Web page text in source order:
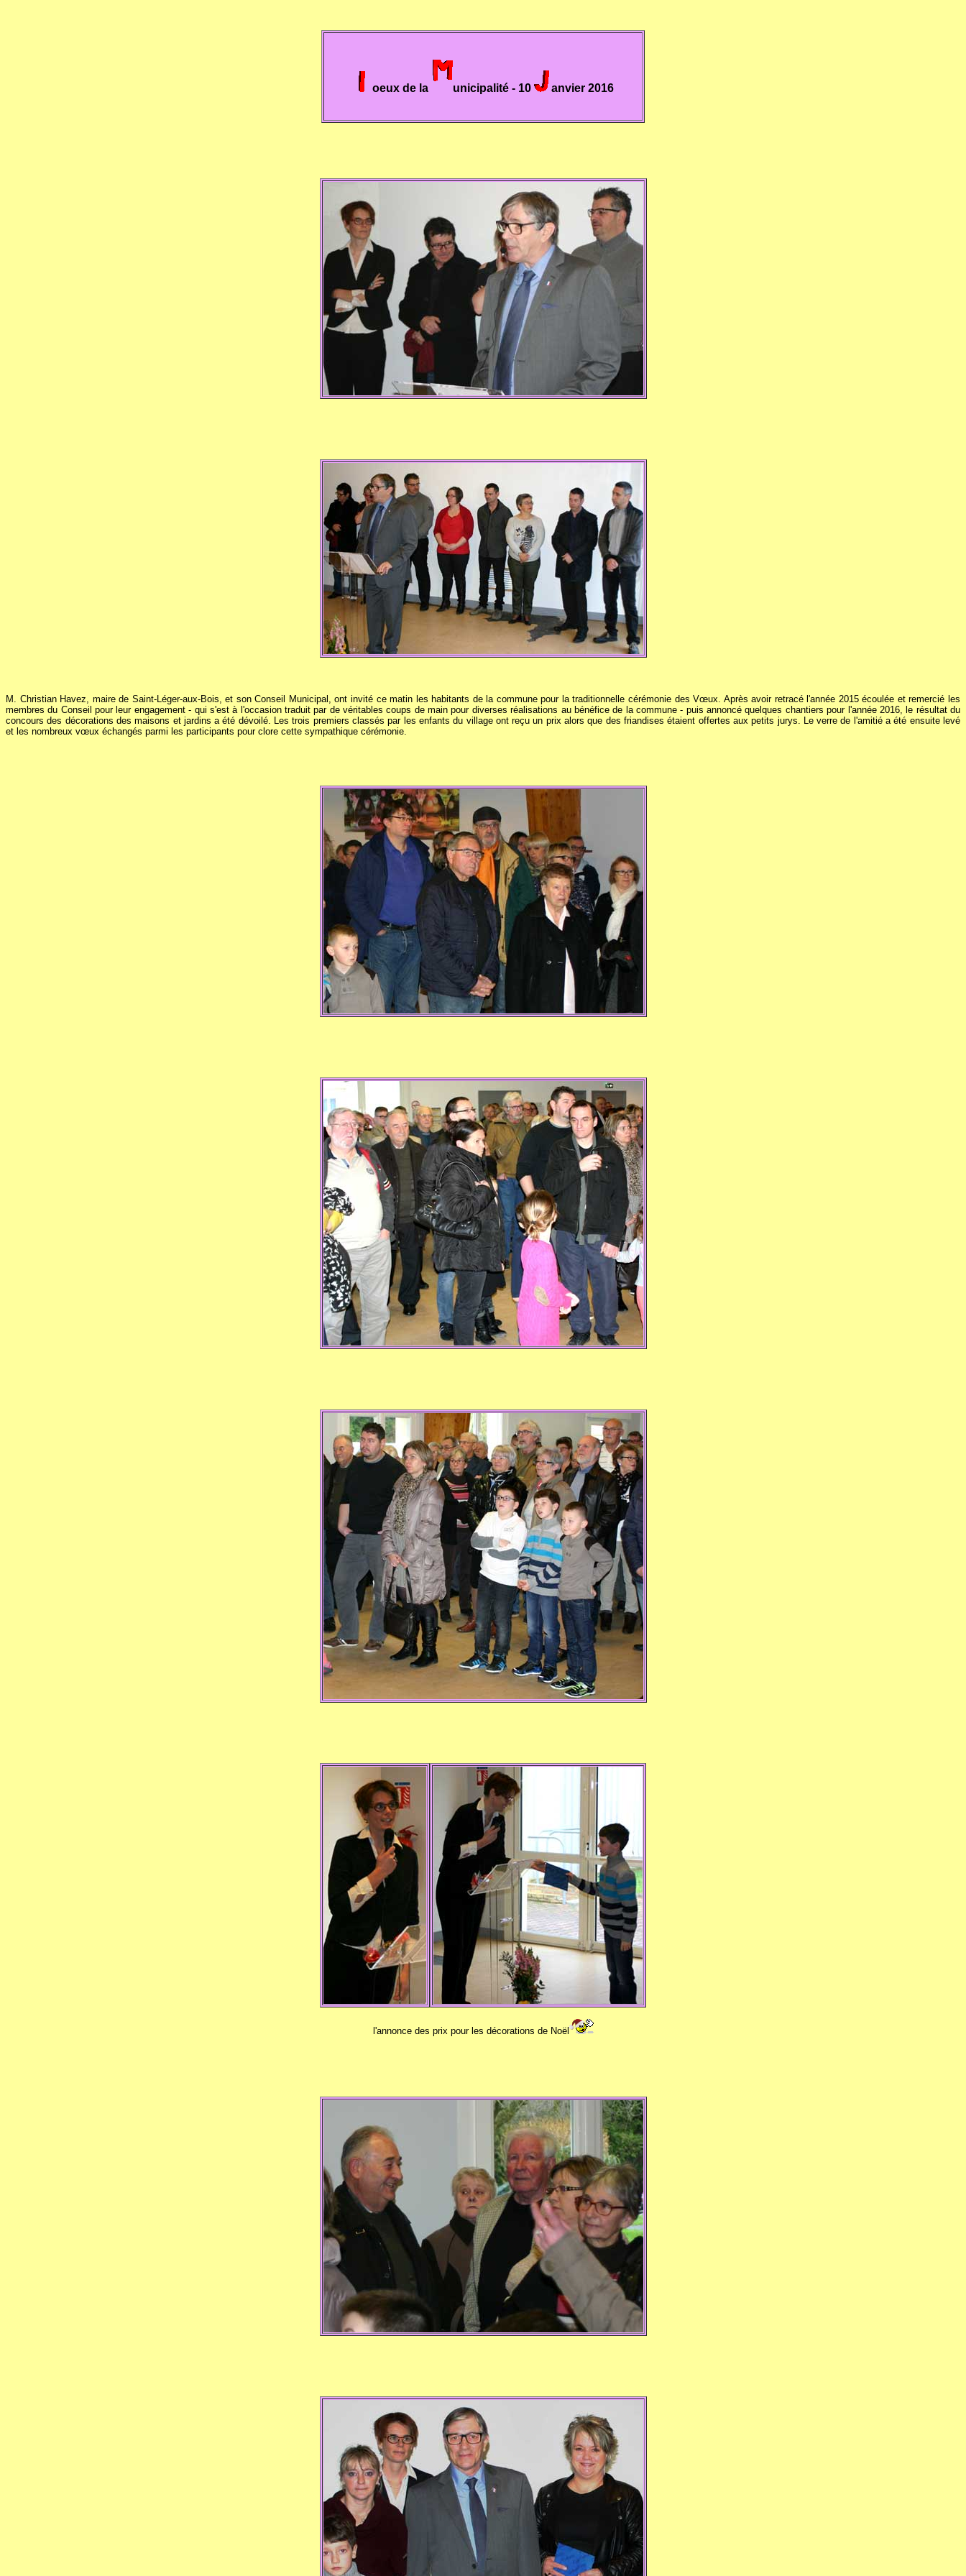
oeux de la unicipalité - 10 anvier 2016
M. Christian Havez, maire de Saint-Léger-aux-Bois, et son Conseil Municipal, ont invité ce matin les habitants de la commune pour la traditionnelle cérémonie des Vœux. Après avoir retracé l'année 2015 écoulée et remercié les
membres du Conseil pour leur engagement - qui s'est à l'occasion traduit par de véritables coups de main pour diverses réalisations au bénéfice de la commune - puis annoncé quelques chantiers pour l'année 2016, le résultat du
concours des décorations des maisons et jardins a été dévoilé. Les trois premiers classés par les enfants du village ont reçu un prix alors que des friandises étaient offertes aux petits jurys. Le verre de l'amitié a été ensuite levé
et les nombreux vœux échangés parmi les participants pour clore cette sympathique cérémonie.
l'annonce des prix pour les décorations de Noël